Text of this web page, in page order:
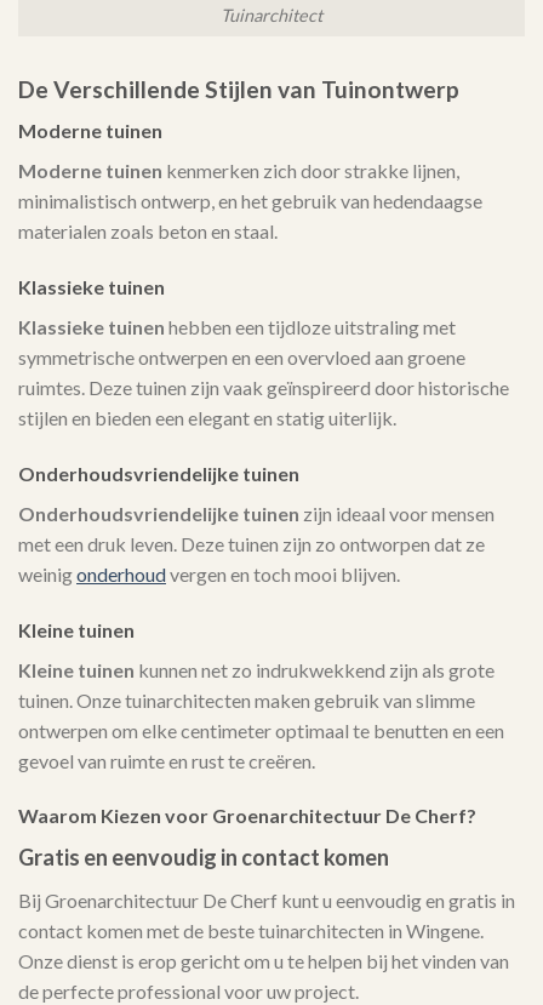
Tuinarchitect
De Verschillende Stijlen van Tuinontwerp
Moderne tuinen
Moderne tuinen kenmerken zich door strakke lijnen,
minimalistisch ontwerp, en het gebruik van hedendaagse
materialen zoals beton en staal.
Klassieke tuinen
Klassieke tuinen hebben een tijdloze uitstraling met
symmetrische ontwerpen en een overvloed aan groene
ruimtes. Deze tuinen zijn vaak geïnspireerd door historische
stijlen en bieden een elegant en statig uiterlijk.
Onderhoudsvriendelijke tuinen
Onderhoudsvriendelijke tuinen zijn ideaal voor mensen
met een druk leven. Deze tuinen zijn zo ontworpen dat ze
weinigonderhoudvergen en toch mooi blijven.
Kleine tuinen
Kleine tuinen kunnen net zo indrukwekkend zijn als grote
tuinen. Onze tuinarchitecten maken gebruik van slimme
ontwerpen om elke centimeter optimaal te benutten en een
gevoel van ruimte en rust te creëren.
Waarom Kiezen voor Groenarchitectuur De Cherf?
Gratis en eenvoudig in contact komen
Bij Groenarchitectuur De Cherf kunt u eenvoudig en gratis in
contact komen met de beste tuinarchitecten in Wingene.
Onze dienst is erop gericht om u te helpen bij het vinden van
de perfecte professional voor uw project.